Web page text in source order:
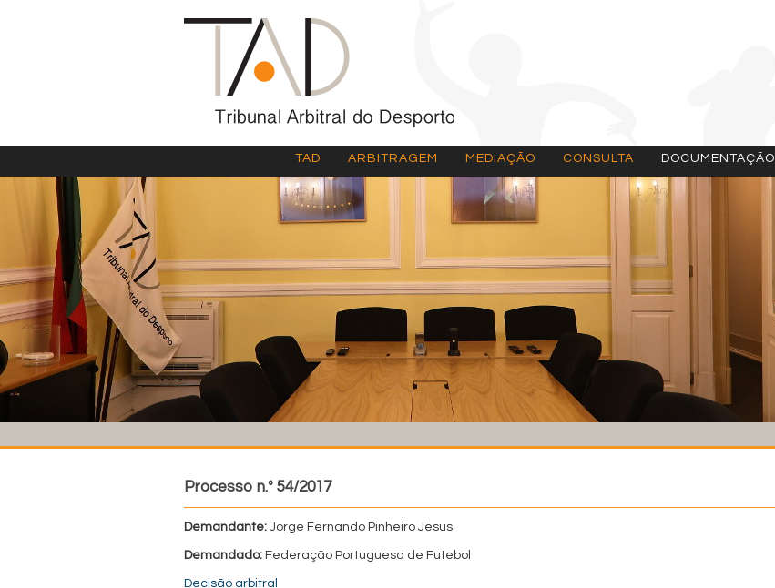
TAD ARBITRAGEM MEDIAÇÃO CONSULTA DOCUMENTAÇÃO
Processo n.º 54/2017
Demandante: Jorge Fernando Pinheiro Jesus
Demandado: Federação Portuguesa de Futebol
Decisão arbitral